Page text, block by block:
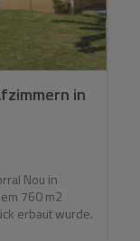
in
Nou in
760 m2
erbaut wurde.